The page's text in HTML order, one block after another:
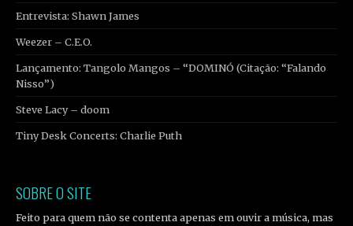
Entrevista: Shawn James
Weezer – C.E.O.
Lançamento: Tangolo Mangos – “DOMINÓ (Citação: “Falando
Nisso”)
Steve Lacy – doom
Tiny Desk Concerts: Charlie Puth
SOBRE O SITE
Feito para quem não se contenta apenas em ouvir a música, mas